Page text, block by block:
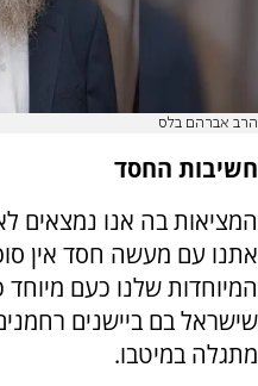
הרב אברהם בלס
חשיבות החסד
המציאות בה אנו נמצאים
אתנו עם מעשה חסד אין
המיוחדות שלנו כעם מיוחד
שישראל בם ביישנים
מתגלה במיטבו.